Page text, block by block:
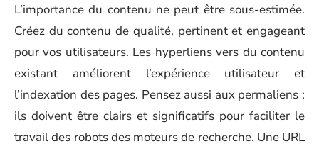
L’importance du contenu ne peut être sous-estimée.
Créez du contenu de qualité, pertinent et engageant
pour vos utilisateurs. Les hyperliens vers du contenu
existant améliorent l’expérience utilisateur et
l’indexation des pages. Pensez aussi aux permaliens :
ils doivent être clairs et significatifs pour faciliter le
travail des robots des moteurs de recherche. Une URL